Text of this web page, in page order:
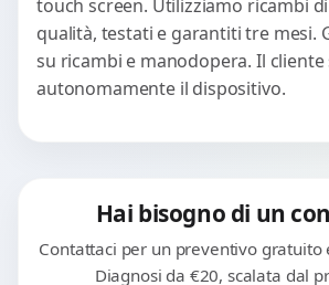
touch screen. Utilizziamo ricambi
qualità, testati e garantiti tre mesi.
su ricambi e manodopera. Il cliente
autonomamente il dispositivo.
Hai bisogno di un
Contattaci per un preventivo gratuito
Diagnosi da €20, scalata dal